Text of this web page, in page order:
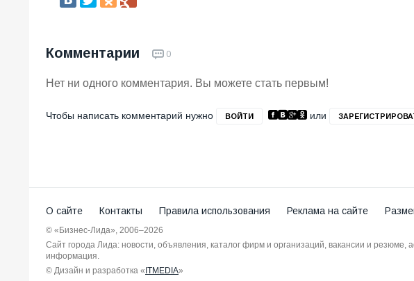
Комментарии 0
Нет ни одного комментария. Вы можете стать первым!
Чтобы написать комментарий нужно ВОЙТИ или
О сайте Контакты Правила использования Реклама на сайте
© «Бизнес-Лида», 2006–2026
Сайт города Лида: новости, объявления, каталог фирм и организаций, вакансии и резюме,
информация.
© Дизайн и разработка « ITMEDIA»